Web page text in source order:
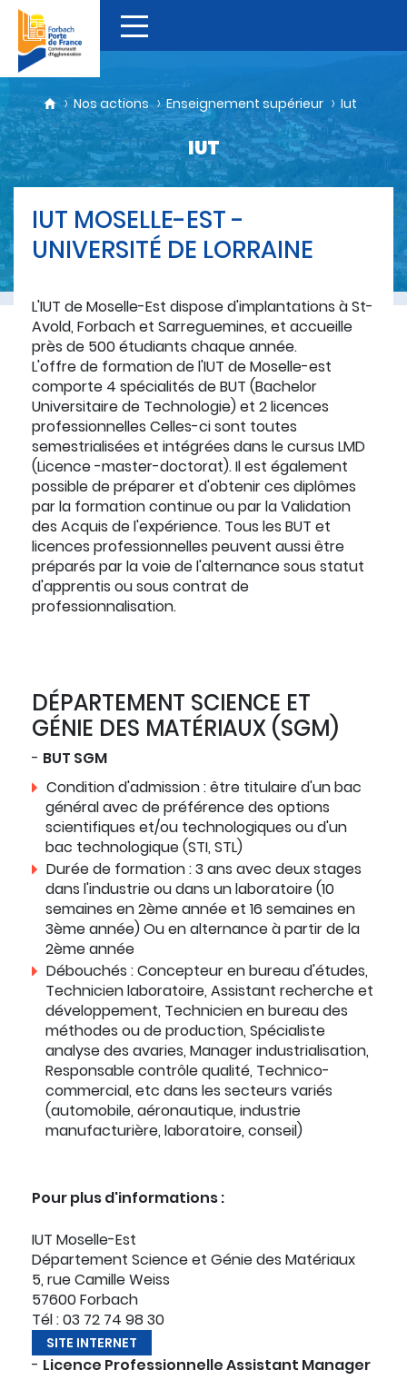
Nos actions Enseignement supérieur Iut
IUT
IUT MOSELLE-EST -
UNIVERSITÉ DE LORRAINE
L'IUT de Moselle-Est dispose d'implantations à St-
Avold, Forbach et Sarreguemines, et accueille
près de 500 étudiants chaque année.
L'offre de formation de l'IUT de Moselle-est
comporte 4 spécialités de BUT (Bachelor
Universitaire de Technologie) et 2 licences
professionnelles Celles-ci sont toutes
semestrialisées et intégrées dans le cursus LMD
(Licence -master-doctorat). Il est également
possible de préparer et d'obtenir ces diplômes
par la formation continue ou par la Validation
des Acquis de l'expérience. Tous les BUT et
licences professionnelles peuvent aussi être
préparés par la voie de l'alternance sous statut
d'apprentis ou sous contrat de
professionnalisation.
DÉPARTEMENT SCIENCE ET
GÉNIE DES MATÉRIAUX (SGM)
- BUT SGM
Condition d'admission : être titulaire d'un bac
général avec de préférence des options
scientifiques et/ou technologiques ou d'un
bac technologique (STI, STL)
Durée de formation : 3 ans avec deux stages
dans l'industrie ou dans un laboratoire (10
semaines en 2ème année et 16 semaines en
3ème année) Ou en alternance à partir de la
2ème année
Débouchés : Concepteur en bureau d'études,
Technicien laboratoire, Assistant recherche et
développement, Technicien en bureau des
méthodes ou de production, Spécialiste
analyse des avaries, Manager industrialisation,
Responsable contrôle qualité, Technico-
commercial, etc dans les secteurs variés
(automobile, aéronautique, industrie
manufacturière, laboratoire, conseil)
Pour plus d'informations :
IUT Moselle-Est
Département Science et Génie des Matériaux
5, rue Camille Weiss
57600 Forbach
Tél :03 72 74 98 30
SITE INTERNET
- Licence Professionnelle Assistant Manager